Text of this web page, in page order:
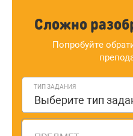
Сложно
Попробуйте
ТИП ЗАДАНИЯ
Выберите тип